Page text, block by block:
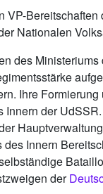
Nationalen
des
Ihre
der
Innern
der